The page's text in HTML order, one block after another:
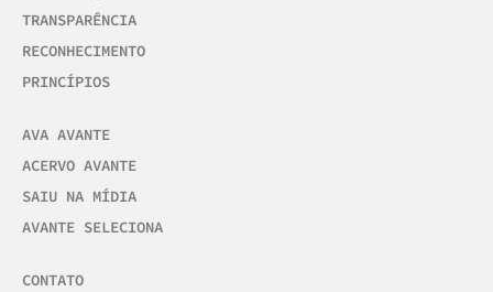
TRANSPARÊNCIA
RECONHECIMENTO
PRINCÍPIOS
AVA AVANTE
ACERVO AVANTE
SAIU NA MÍDIA
AVANTE SELECIONA
CONTATO